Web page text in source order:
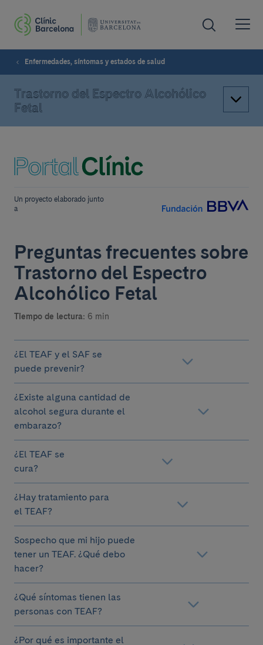
Enfermedades, síntomas y estados de salud
Trastorno del Espectro Alcohólico
Fetal
Un proyecto elaborado junto
a
Preguntas frecuentes sobre
Trastorno del Espectro
Alcohólico Fetal
Tiempo de lectura: 6 min
¿El TEAF y el SAF se
puede prevenir?
¿Existe alguna cantidad de
alcohol segura durante el
embarazo?
¿El TEAF se
cura?
¿Hay tratamiento para
el TEAF?
Sospecho que mi hijo puede
tener un TEAF. ¿Qué debo
hacer?
¿Qué síntomas tienen las
personas con TEAF?
¿Por qué es importante el